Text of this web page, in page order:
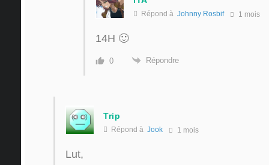
Répond à Johnny Rosbif 1 mois
14H 🙂
0 Répondre
Trip
Répond à Jook 1 mois
Lut,